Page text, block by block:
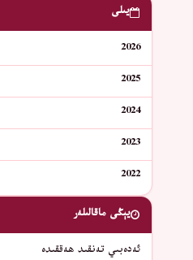
يىلى
2026
2025
2024
2023
2022
يېڭى ماقالىلەر
ئەدەبىي تەنقىد ھەققىدە